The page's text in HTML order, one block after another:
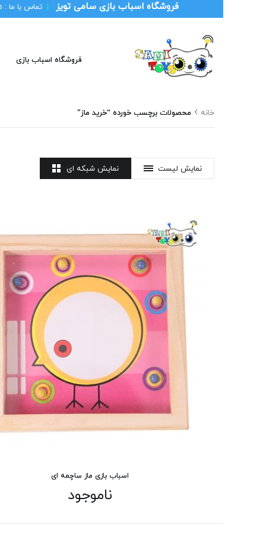
فروشگاه اسباب بازی سامی تویز | تماس با ما :
فروشگاه اسباب بازی
خانه محصولات برچسب خورده “خرید ماز”
نمایش شبکه ای نمایش لیست
اسباب بازی ماز ساچمه ای
ناموجود